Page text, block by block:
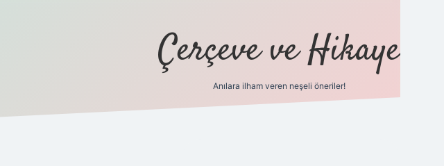
Çerçeve ve Hikaye
Anılara ilham veren neşeli öneriler!